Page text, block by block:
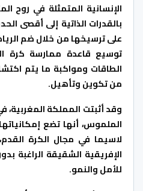
الإنسانية المتمثلة في روح
بالقدرات الذاتية إلى أقصى
على ترسيخها من خلال ضم
توسيع قاعدة ممارسة كرة
الطاقات ومواكبة ما يتم
من تكوين وتأهيل.
وقد أثبتت المملكة
الملموس، أنها تضع إمكانياتها
لاسيما في مجال الكرة
الإفريقية الشقيقة الراغبة
للأمل والنمو.